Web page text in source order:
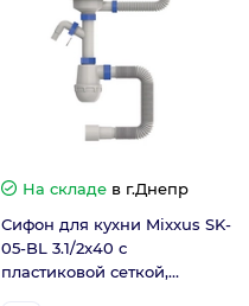
На складе в г.Днепр
Сифон для кухни Mixxus SK-
05-BL 3.1/2x40 с
пластиковой сеткой,